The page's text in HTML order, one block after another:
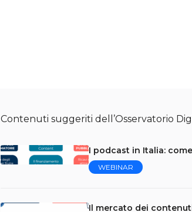
Contenuti suggeriti dell’Osservatorio
I podcast in Italia:
WEBINAR
Il mercato dei